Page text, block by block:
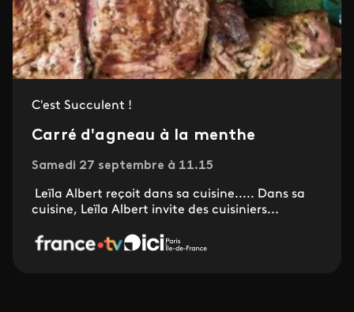
C'est Succulent !
Carré d'agneau à la menthe
Samedi 27 septembre à 11.15
Leïla Albert reçoit dans sa cuisine..... Dans sa
cuisine, Leïla Albert invite des cuisiniers...